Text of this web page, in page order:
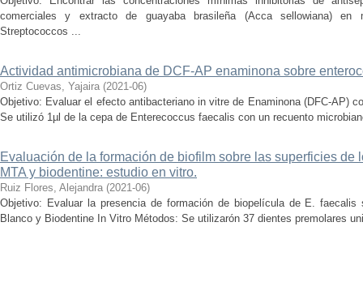
comerciales y extracto de guayaba brasileña (Acca sellowiana) en
Streptococcos ...
Actividad antimicrobiana de DCF-AP enaminona sobre
Ortiz Cuevas, Yajaira (2021-06)
Objetivo: Evaluar el efecto antibacteriano in vitre de Enaminona (DFC-AP)
Se utilizó 1µl de la cepa de Enterecoccus faecalis con un recuento
Evaluación de la formación de biofilm sobre las superficies de
MTA y biodentine: estudio en vitro.
Ruiz Flores, Alejandra (2021-06)
Objetivo: Evaluar la presencia de formación de biopelícula de E.
Blanco y Biodentine In Vitro Métodos: Se utilizarón 37 dientes premolares